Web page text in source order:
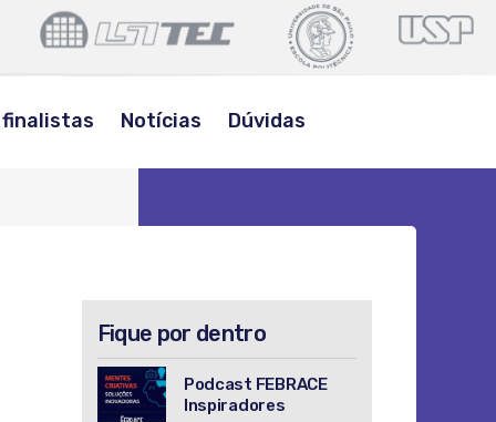
LSITEC USP
finalistas Notícias Dúvidas
Fique por dentro
Podcast FEBRACE
Inspiradores